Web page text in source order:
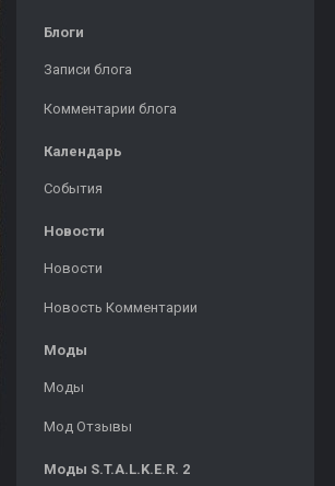
Блоги
Записи блога
Комментарии блога
Календарь
События
Новости
Новости
Новость Комментарии
Моды
Моды
Мод Отзывы
Моды S.T.A.L.K.E.R. 2